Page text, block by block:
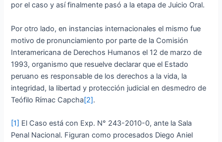
por el caso y así finalmente pasó a la etapa de Juicio Oral.
Por otro lado, en instancias internacionales el mismo fue
motivo de pronunciamiento por parte de la Comisión
Interamericana de Derechos Humanos el 12 de marzo de
1993, organismo que resuelve declarar que el Estado
peruano es responsable de los derechos a la vida, la
integridad, la libertad y protección judicial en desmedro de
Teófilo Rímac Capcha[2].
[1] El Caso está con Exp. N° 243-2010-0, ante la Sala
Penal Nacional. Figuran como procesados Diego Aniel